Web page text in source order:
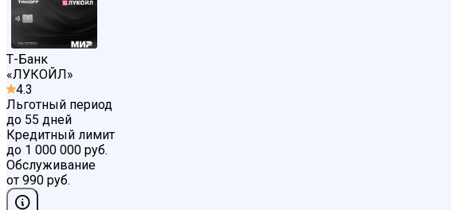
Т-Банк
«ЛУКОЙЛ»
4.3
Льготный период
до 55 дней
Кредитный лимит
до 1 000 000 руб.
Обслуживание
от 990 руб.